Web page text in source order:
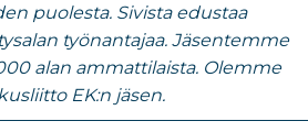
puolesta. Sivista edustaa
työnantajaa. Jäsentemme
alan ammattilaista. Olemme
EK:n jäsen.